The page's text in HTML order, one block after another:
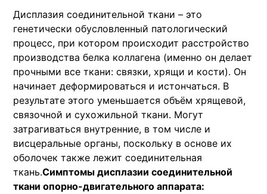
Дисплазия соединительной ткани – это
генетически обусловленный патологический
процесс, при котором происходит расстройство
производства белка коллагена (именно он делает
прочными все ткани: связки, хрящи и кости). Он
начинает деформироваться и истончаться. В
результате этого уменьшается объём хрящевой,
связочной и сухожильной ткани. Могут
затрагиваться внутренние, в том числе и
висцеральные органы, поскольку в основе их
оболочек также лежит соединительная
ткань.Симптомы дисплазии соединительной
ткани опорно-двигательного аппарата: